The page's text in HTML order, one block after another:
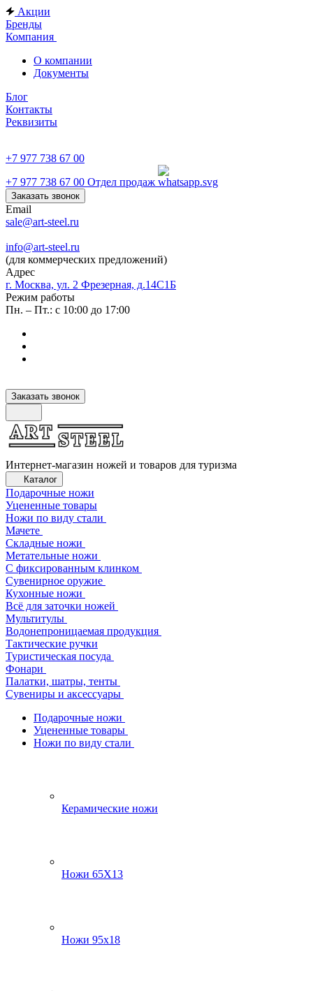
Акции
Бренды
Компания
О компании
Документы
Блог
Контакты
Реквизиты
+7 977 738 67 00
+7 977 738 67 00 Отдел продаж
Заказать звонок
Email
sale@art-steel.ru
info@art-steel.ru
(для коммерческих предложений)
Адрес
г. Москва, ул. 2 Фрезерная, д.14С1Б
Режим работы
Пн. – Пт.: с 10:00 до 17:00
Заказать звонок
Интернет-магазин ножей и товаров для туризма
Каталог
Подарочные ножи
Уцененные товары
Ножи по виду стали
Мачете
Складные ножи
Метательные ножи
С фиксированным клинком
Сувенирное оружие
Кухонные ножи
Всё для заточки ножей
Мультитулы
Водонепроницаемая продукция
Тактические ручки
Туристическая посуда
Фонари
Палатки, шатры, тенты
Сувениры и аксессуары
Подарочные ножи
Уцененные товары
Ножи по виду стали
Керамические ножи
Ножи 65Х13
Ножи 95х18